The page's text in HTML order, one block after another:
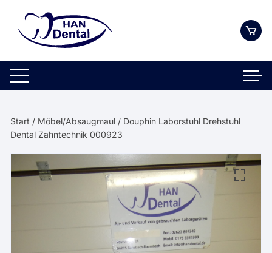
springen
Start / Möbel/Absaugmaul / Douphin Laborstuhl Drehstuhl
Dental Zahntechnik 000923